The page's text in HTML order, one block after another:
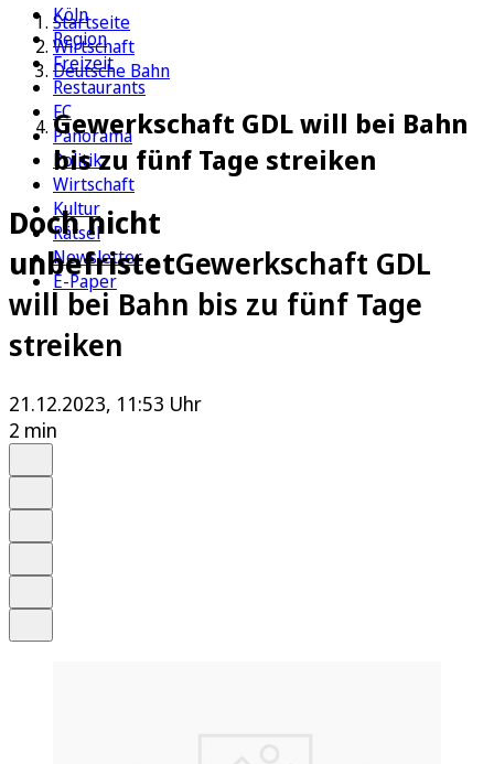
Köln
Region
Freizeit
Restaurants
FC
Panorama
Politik
Wirtschaft
Kultur
Rätsel
Newsletter
E-Paper
Startseite
Wirtschaft
Deutsche Bahn
Gewerkschaft GDL will bei Bahn
bis zu fünf Tage streiken
Doch nicht
unbefristetGewerkschaft GDL
will bei Bahn bis zu fünf Tage
streiken
21.12.2023, 11:53 Uhr
2 min